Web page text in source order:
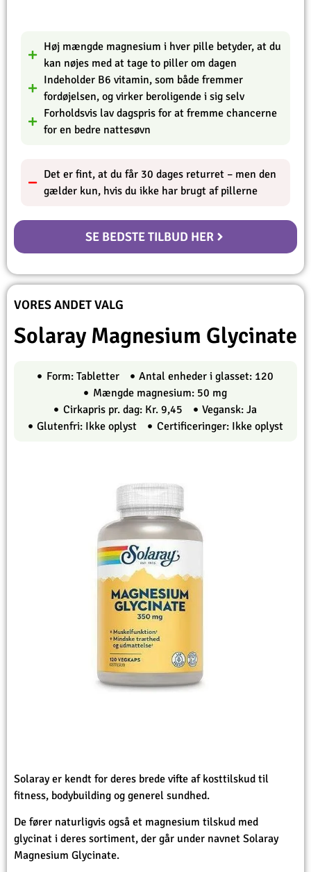
Høj mængde magnesium i hver pille betyder, at du
kan nøjes med at tage to piller om dagen
Indeholder B6 vitamin, som både fremmer
fordøjelsen, og virker beroligende i sig selv
Forholdsvis lav dagspris for at fremme chancerne
for en bedre nattesøvn
Det er fint, at du får 30 dages returret – men den
gælder kun, hvis du ikke har brugt af pillerne
SE BEDSTE TILBUD HER
VORES ANDET VALG
Solaray Magnesium Glycinate
Form: Tabletter
Antal enheder i glasset: 120
Mængde magnesium: 50 mg
Cirkapris pr. dag: Kr. 9,45
Vegansk: Ja
Glutenfri: Ikke oplyst
Certificeringer: Ikke oplyst
Solaray er kendt for deres brede vifte af kosttilskud til
fitness, bodybuilding og generel sundhed.
De fører naturligvis også et magnesium tilskud med
glycinat i deres sortiment, der går under navnet Solaray
Magnesium Glycinate.